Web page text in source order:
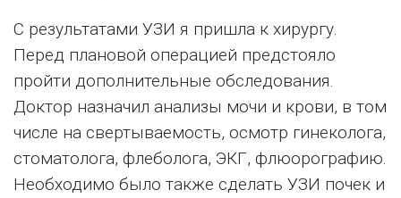
С результатами УЗИ я пришла к хирургу.
Перед плановой операцией предстояло
пройти дополнительные обследования.
Доктор назначил анализы мочи и крови, в том
числе на свертываемость, осмотр гинеколога,
стоматолога, флеболога, ЭКГ, флюорографию.
Необходимо было также сделать УЗИ почек и